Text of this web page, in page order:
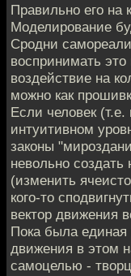
Правильно его
Моделирование
Сродни
воспринимать
воздействие на
можно как
Если человек
интуитивном
законы
невольно
(изменить
кого-то
вектор движения
Пока была
движения в этом
самоцелью -